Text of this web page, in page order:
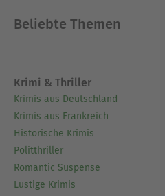
merged religious
Über Wilfried Härle
Wilfried Härle, Jahrgang
Professor für
Universität Heidelberg. Er
wichtigsten Theologen
Deutschland. Seine Bücher
Beliebte Themen
Krimi & Thriller
Krimis aus Deutschland
Krimis aus Frankreich
Historische Krimis
Politthriller
Romantic Suspense
Lustige Krimis